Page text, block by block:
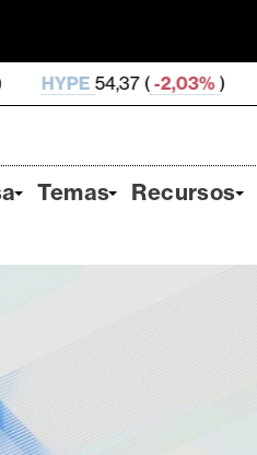
) DOGE0,070 093 (
Temas Recursos